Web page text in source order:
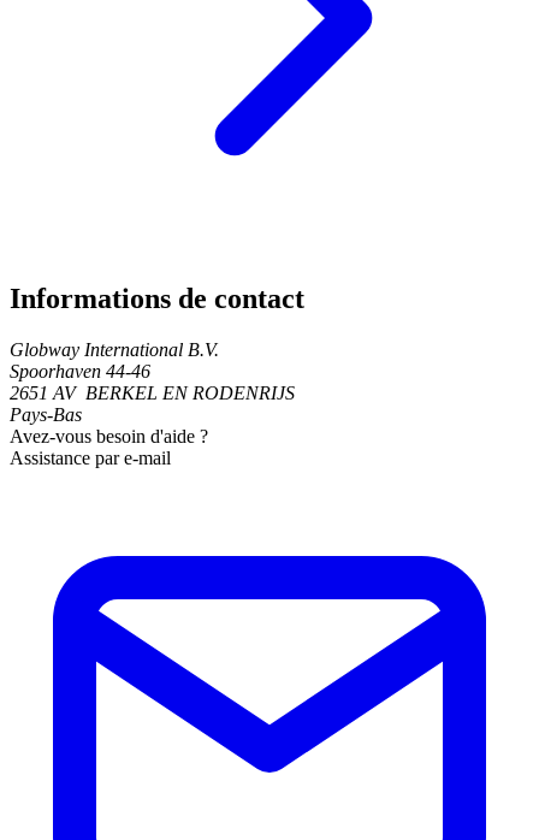
Informations de contact
Globway International B.V.
Spoorhaven 44-46
2651 AV BERKEL EN RODENRIJS
Pays-Bas
Avez-vous besoin d'aide ?
Assistance par e-mail